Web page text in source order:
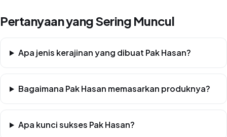
Pertanyaan yang Sering Muncul
Apa jenis kerajinan yang dibuat Pak Hasan?
Bagaimana Pak Hasan memasarkan produknya?
Apa kunci sukses Pak Hasan?